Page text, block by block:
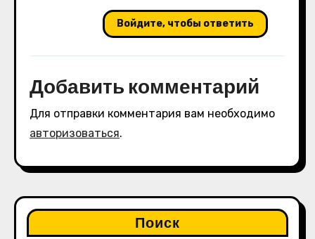
Войдите, чтобы ответить
Добавить комментарий
Для отправки комментария вам необходимо
авторизоваться.
Поиск